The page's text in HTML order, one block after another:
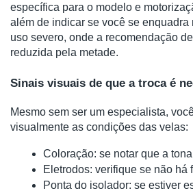
específica para o modelo e
além de indicar se você se enquadra
uso severo, onde a recomendação
reduzida pela metade.
Sinais visuais de que a troca é
Mesmo sem ser um especialista,
visualmente as condições das velas:
Coloração: se notar que a
Eletrodos: verifique se não
Ponta do isolador: se estiver